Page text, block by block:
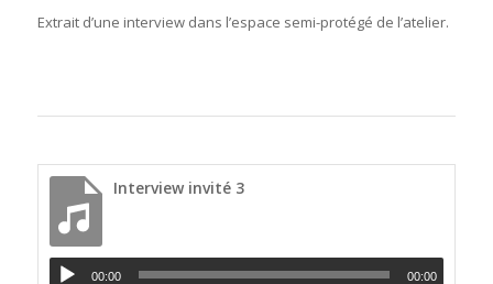
Extrait d’une interview dans l’espace semi-protégé de l’atelier.
Interview invité 3
00:00 00:00